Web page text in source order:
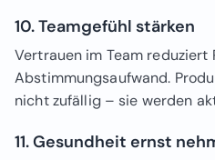
10. Teamgefühl stärken
Vertrauen im Team reduziert
Abstimmungsaufwand.
nicht zufällig – sie werden
11. Gesundheit ernst